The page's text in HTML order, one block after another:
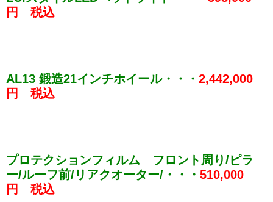
円 税込
AL13 鍛造21インチホイール・・・ 2,442,000
円 税込
プロテクションフィルム フロント周り/ピラ
ー/ルーフ前/リアクオーター/・・・ 510,000
円 税込